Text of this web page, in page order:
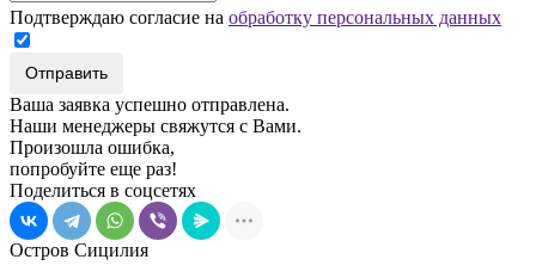
Подтверждаю согласие на обработку персональных данных
Отправить
Ваша заявка успешно отправлена.
Наши менеджеры свяжутся с Вами.
Произошла ошибка,
попробуйте еще раз!
Поделиться в соцсетях
Остров Сицилия